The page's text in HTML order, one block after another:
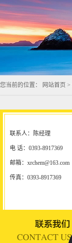
您当前的位置： 网站首页 >
联系人：陈经理
电 话：0393-8917369
邮箱：xrchem@163.com
传真：0393-8917369